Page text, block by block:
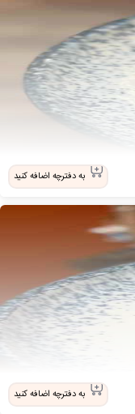
به دفترچه اضافه کنید
به دفترچه اضافه کنید